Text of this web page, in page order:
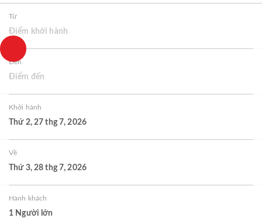
Từ
Điểm khởi hành
Đến
Điểm đến
Khởi hành
Thứ 2, 27 thg 7, 2026
Về
Thứ 3, 28 thg 7, 2026
Hành khách
1 Người lớn